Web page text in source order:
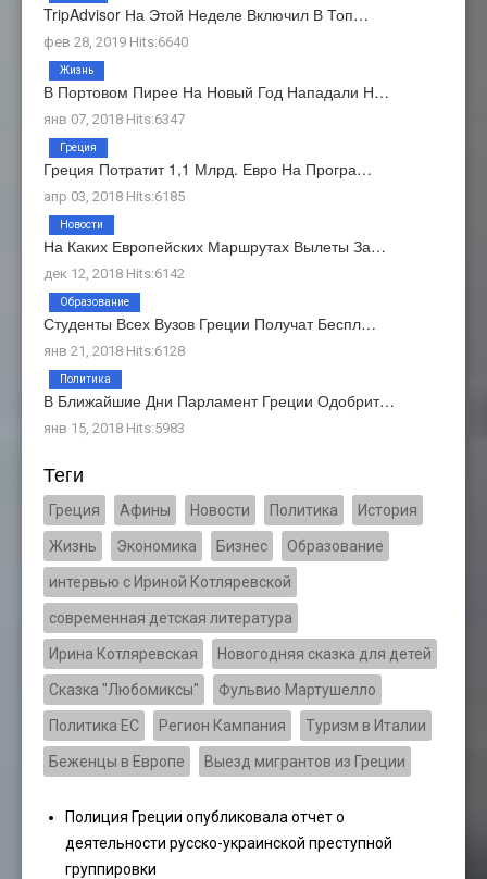
TripAdvisor На Этой Неделе Включил В Топ…
фев 28, 2019 Hits:6640
В Портовом Пирее На Новый Год Нападали Н…
янв 07, 2018 Hits:6347
Жизнь
Греция Потратит 1,1 Млрд. Евро На Програ…
апр 03, 2018 Hits:6185
Греция
На Каких Европейских Маршрутах Вылеты За…
дек 12, 2018 Hits:6142
Новости
Студенты Всех Вузов Греции Получат Беспл…
янв 21, 2018 Hits:6128
Образование
В Ближайшие Дни Парламент Греции Одобрит…
янв 15, 2018 Hits:5983
Политика
Теги
Греция Афины Новости Политика История
Жизнь Экономика Бизнес Образование
интервью с Ириной Котляревской
современная детская литература
Ирина Котляревская Новогодняя сказка для детей
Сказка "Любомиксы" Фульвио Мартушелло
Политика ЕС Регион Кампания Туризм в Италии
Беженцы в Европе Выезд мигрантов из Греции
Полиция Греции опубликовала отчет о
деятельности русско-украинской преступной
группировки